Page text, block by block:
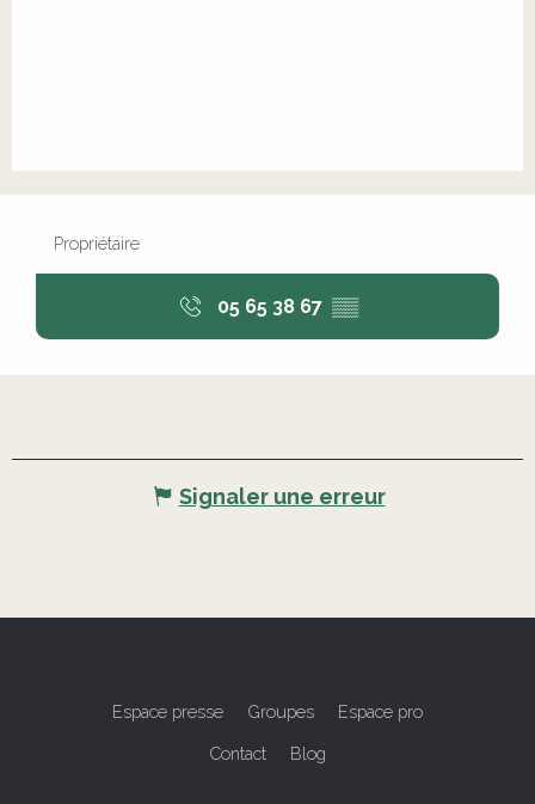
Propriétaire
05 65 38 67 ▒▒
Signaler une erreur
Espace presse Groupes Espace pro
Contact Blog